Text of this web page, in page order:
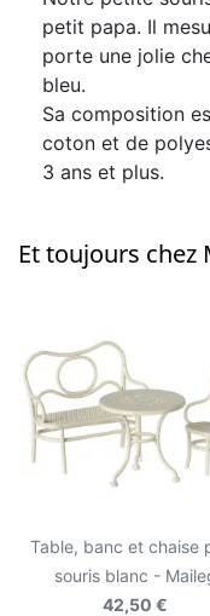
petit papa. Il
porte une jolie
bleu.
Sa composition
coton et de
3 ans et plus.
Et toujours chez
Table, banc et chaise
souris blanc -
42,50 €